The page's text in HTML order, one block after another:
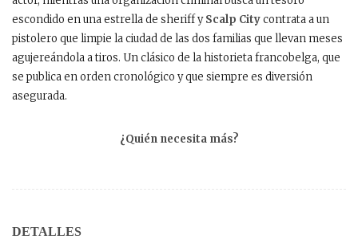
escondido en una estrella de sheriff yScalp Citycontrata a un
pistolero que limpie la ciudad de las dos familias que llevan meses
agujereándola a tiros. Un clásico de la historieta francobelga, que
se publica en orden cronológico y que siempre es diversión
asegurada.
¿Quién necesita más?
DETALLES